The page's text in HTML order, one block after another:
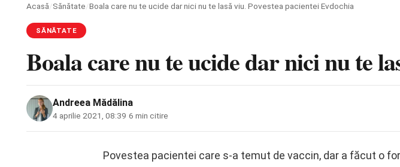
Acasă/ Sănătate/Boala care nu te ucide dar nici nu te lasă viu. Povestea pacientei Evdochia
SĂNĂTATE
Boala care nu te ucide dar nici nu te
Andreea Mădălina
4 aprilie 2021, 08:39 6 min citire
Povestea pacientei care s-a temut de vaccin, dar a făcut o